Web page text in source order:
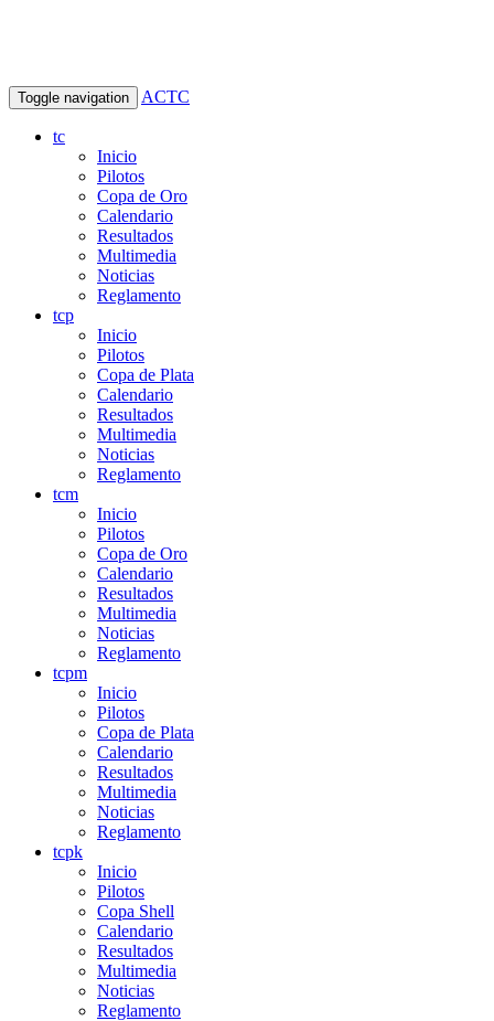
Toggle navigation ACTC
tc
Inicio
Pilotos
Copa de Oro
Calendario
Resultados
Multimedia
Noticias
Reglamento
tcp
Inicio
Pilotos
Copa de Plata
Calendario
Resultados
Multimedia
Noticias
Reglamento
tcm
Inicio
Pilotos
Copa de Oro
Calendario
Resultados
Multimedia
Noticias
Reglamento
tcpm
Inicio
Pilotos
Copa de Plata
Calendario
Resultados
Multimedia
Noticias
Reglamento
tcpk
Inicio
Pilotos
Copa Shell
Calendario
Resultados
Multimedia
Noticias
Reglamento